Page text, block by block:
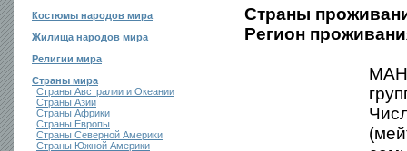
Костюмы народов мира
Жилища народов мира
Религии мира
Страны мира
Страны Австралии и Океании
Страны Азии
Страны Африки
Страны Европы
Страны Северной Америки
Страны Южной Америки
Страны
Регион